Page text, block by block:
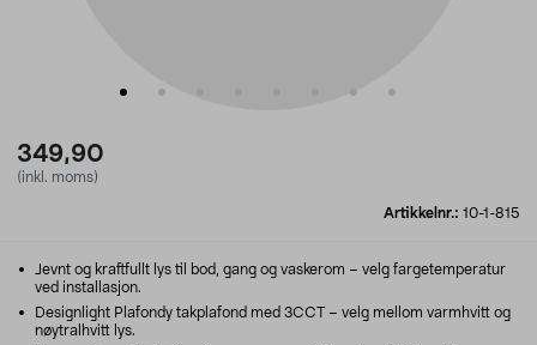
349,90
(inkl. moms)
Artikkelnr.: 10-1-815
Jevnt og kraftfullt lys til bod, gang og vaskerom – velg fargetemperatur
ved installasjon.
Designlight Plafondy takplafond med 3CCT – velg mellom varmhvitt og
nøytralhvitt lys.